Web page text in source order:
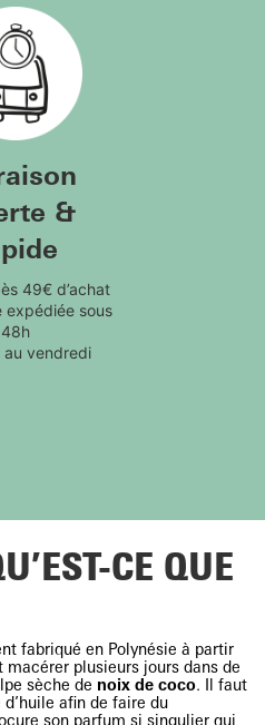
&
49€ d’achat
expédiée sous
48h
au vendredi
CE QUE
fabriqué en Polynésie à partir
macérer plusieurs jours dans de
sèche de noix de coco. Il faut
afin de faire du
son parfum si singulier qui